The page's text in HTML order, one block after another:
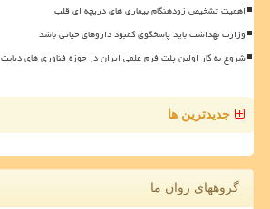
اهمیت تشخیص زودهنگام بیماری های دریچه ای قلب
وزارت بهداشت باید پاسخگوی کمبود داروهای حیاتی باشد
شروع به کار اولین پلت فرم علمی ایران در حوزه فناوری های دیابت
جدیدترین ها
گروههای روان ما